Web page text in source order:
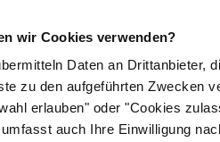
wir Cookies verwenden?
Daten an Drittanbieter,
zu den aufgeführten Zwecken
erlauben" oder "Cookies
auch Ihre Einwilligung
Therapie Medikamente